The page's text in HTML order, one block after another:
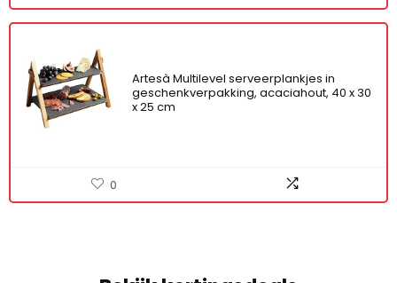
Artesà Multilevel serveerplankjes in
geschenkverpakking, acaciahout, 40 x 30
x 25 cm
0